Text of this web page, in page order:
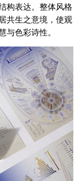
构表达。整体风格
共生之意境，使观
色彩诗性。